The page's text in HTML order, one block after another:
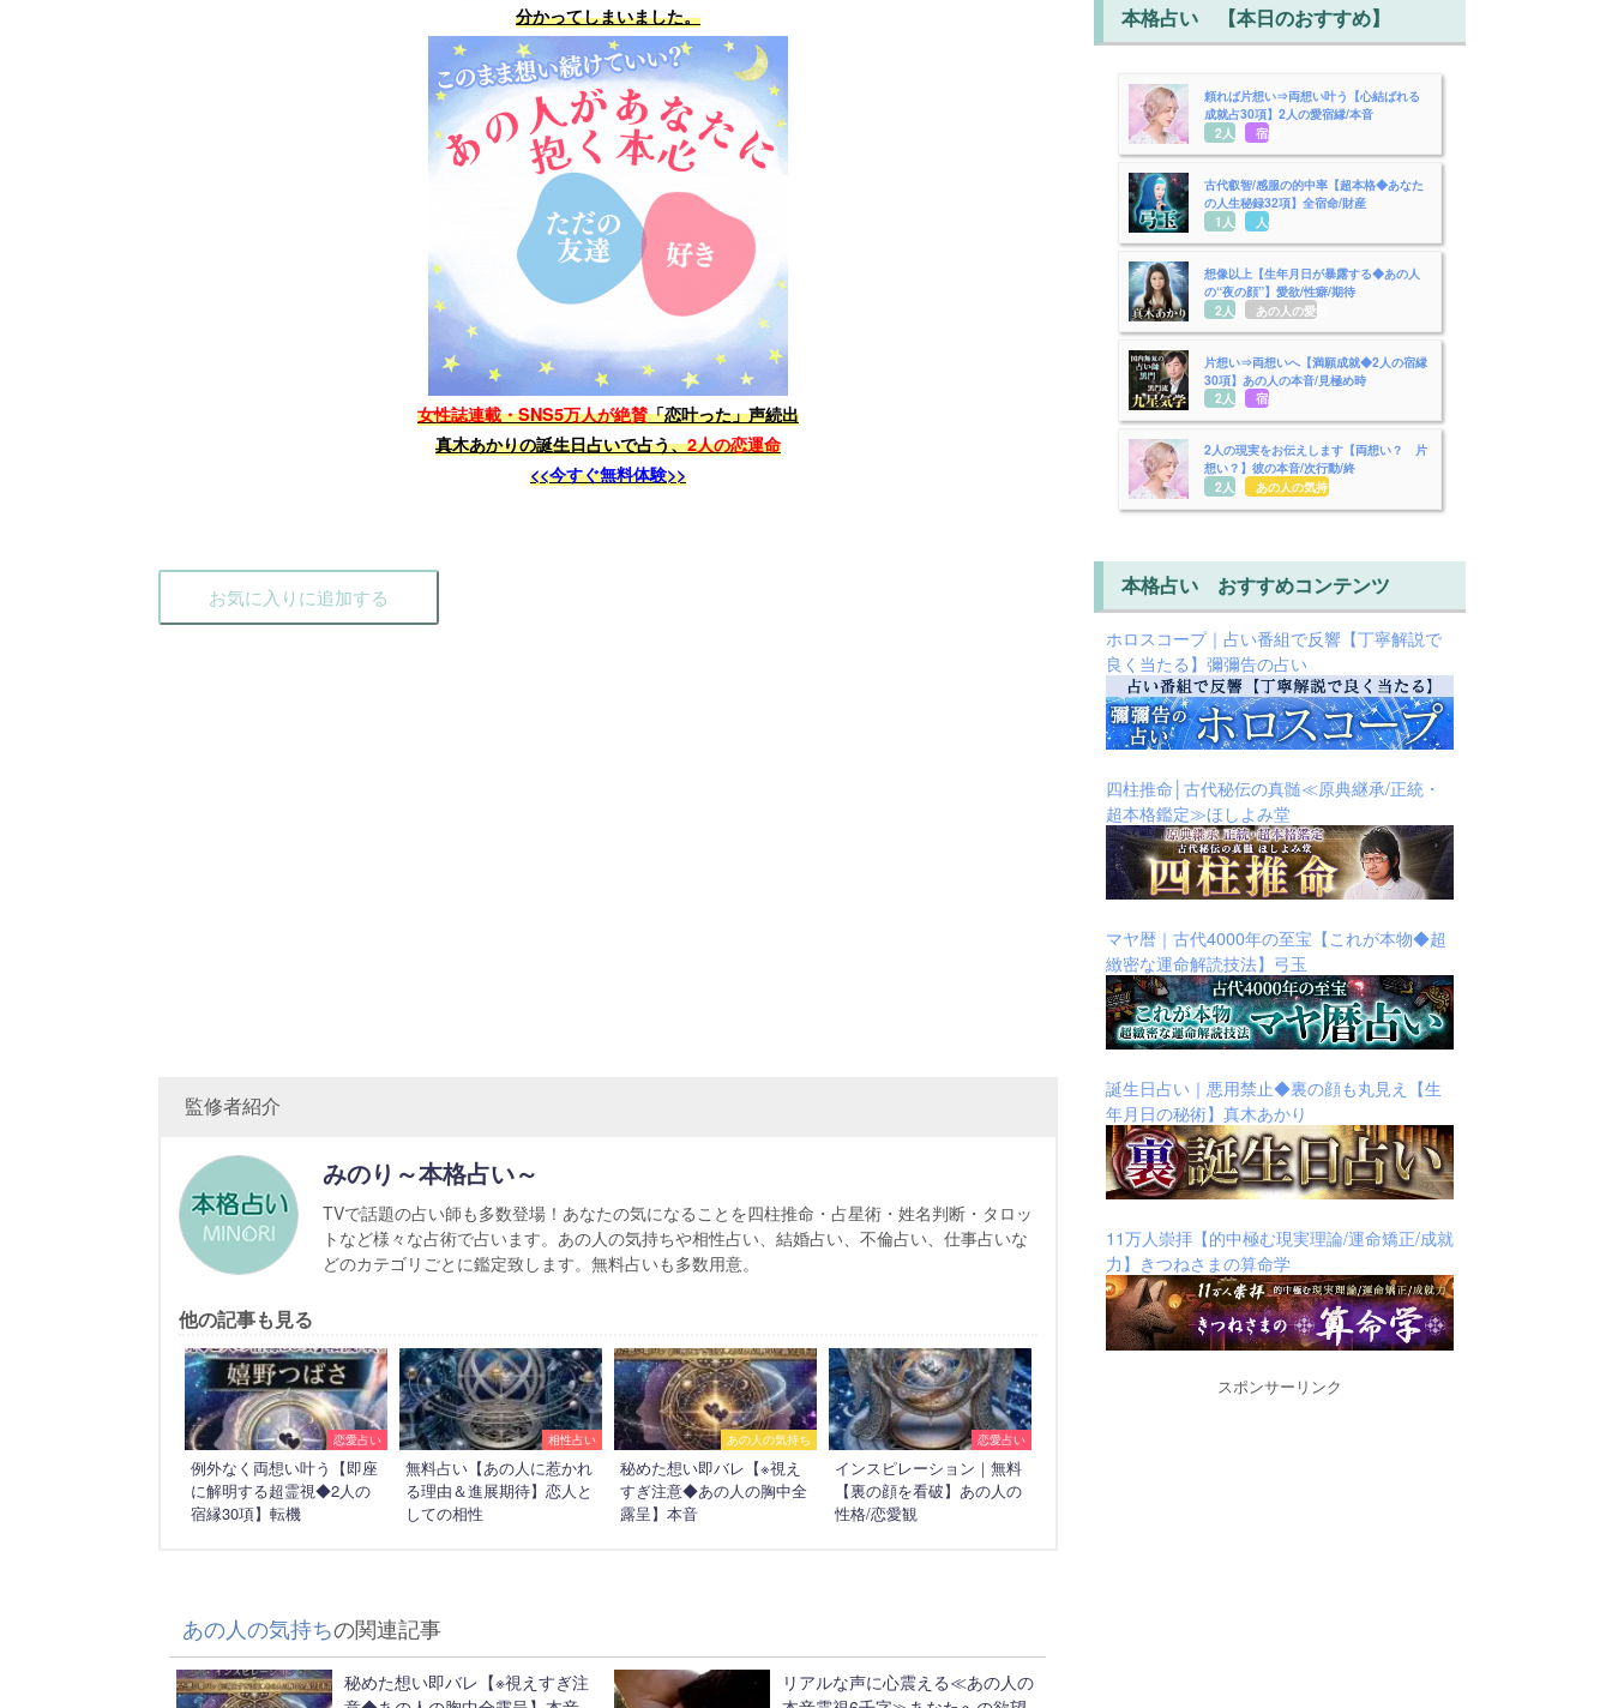
分かってしまいました。
女性誌連載・SNS5万人が絶賛「恋叶った」声続出
真木あかりの誕生日占いで占う、2人の恋運命
<<今すぐ無料体験>>
お気に入りに追加する
監修者紹介
みのり～本格占い～
TVで話題の占い師も多数登場！あなたの気になることを四柱推命・占星術・姓名判断・タロッ
トなど様々な占術で占います。あの人の気持ちや相性占い、結婚占い、不倫占い、仕事占いな
どのカテゴリごとに鑑定致します。無料占いも多数用意。
他の記事も見る
恋愛占い
例外なく両想い叶う【即座
に解明する超霊視◆2人の
宿縁30項】転機
相性占い
無料占い【あの人に惹かれ
る理由＆進展期待】恋人と
しての相性
あの人の気持ち
秘めた想い即バレ【※視え
すぎ注意◆あの人の胸中全
露呈】本音
恋愛占い
インスピレーション｜無料
【裏の顔を看破】あの人の
性格/恋愛観
あの人の気持ちの関連記事
秘めた想い即バレ【※視えすぎ注
リアルな声に心震える≪あの人の
本格占い 【本日のおすすめ】
頼れば片想い⇒両想い叶う【心結ばれる
成就占30項】2人の愛宿縁/本音
2人用 宿縁
古代叡智/感服の的中率【超本格◆あなた
の人生秘録32項】全宿命/財産
1人用
人生
想像以上【生年月日が暴露する◆あの人
の“夜の顔”】愛欲/性癖/期待
2人用
あの人の愛欲
片想い⇒両想いへ【満願成就◆2人の宿縁
30項】あの人の本音/見極め時
2人用 宿縁
2人の現実をお伝えします【両想い？ 片
想い？】彼の本音/次行動/終
2人用
あの人の気持ち
本格占い おすすめコンテンツ
ホロスコープ｜占い番組で反響【丁寧解説で
良く当たる】彌彌告の占い
四柱推命│古代秘伝の真髄≪原典継承/正統・
超本格鑑定≫ほしよみ堂
マヤ暦｜古代4000年の至宝【これが本物◆超
緻密な運命解読技法】弓玉
誕生日占い｜悪用禁止◆裏の顔も丸見え【生
年月日の秘術】真木あかり
11万人崇拝【的中極む現実理論/運命矯正/成就
力】きつねさまの算命学
スポンサーリンク